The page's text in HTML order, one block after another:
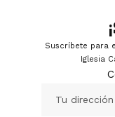
Suscríbete para
Iglesia